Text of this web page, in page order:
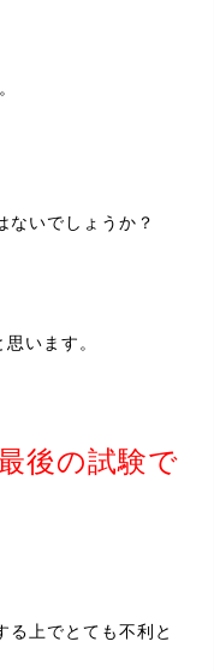
ないでしょうか？
います。
後の試験で
る上でとても不利と